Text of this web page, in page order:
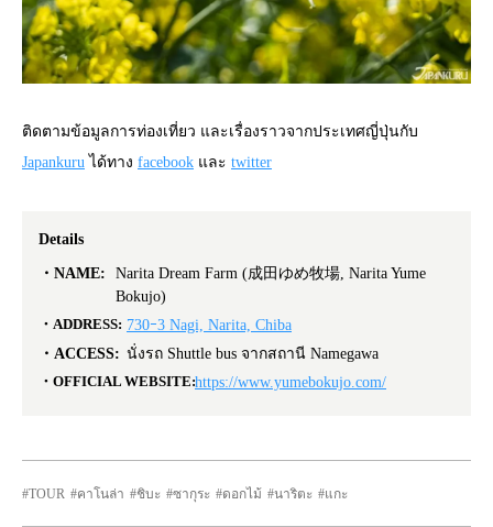
ติดตามข้อมูลการท่องเที่ยว และเรื่องราวจากประเทศญี่ปุ่นกับ
Japankuru ได้ทาง facebook และ twitter
Details
NAME:
Narita Dream Farm (成田ゆめ牧場, Narita Yume
Bokujo)
ADDRESS: 730ｰ3 Nagi, Narita, Chiba
ACCESS: นั่งรถ Shuttle bus จากสถานี Namegawa
OFFICIAL WEBSITE:https://www.yumebokujo.com/
TOUR คาโนล่า ชิบะ ซากุระ ดอกไม้ นาริตะ แกะ